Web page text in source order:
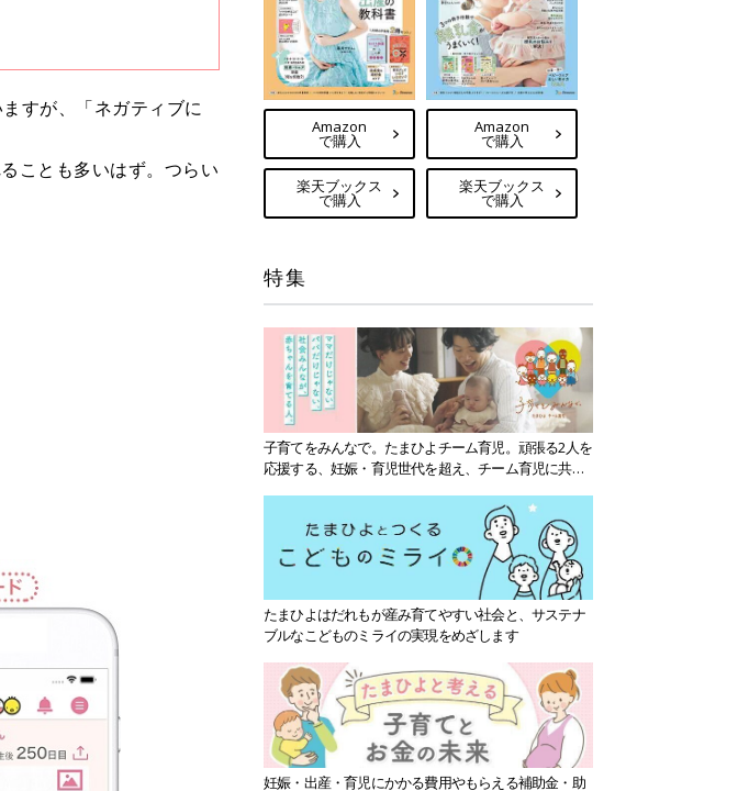
すが、「ネガティブに
ことも多いはず。つらい
Amazon
で購入
楽天ブックス
で購入
Amazon
で購入
楽天ブックス
で購入
特集
子育てをみんなで。たまひよチーム育児。頑張る2人を
応援する、妊娠・育児世代を超え、チーム育児に共感
たまひよはだれもが産み育てやすい社会と、サステナ
ブルなこどものミライの実現をめざします
妊娠・出産・育児にかかる費用やもらえる補助金・助